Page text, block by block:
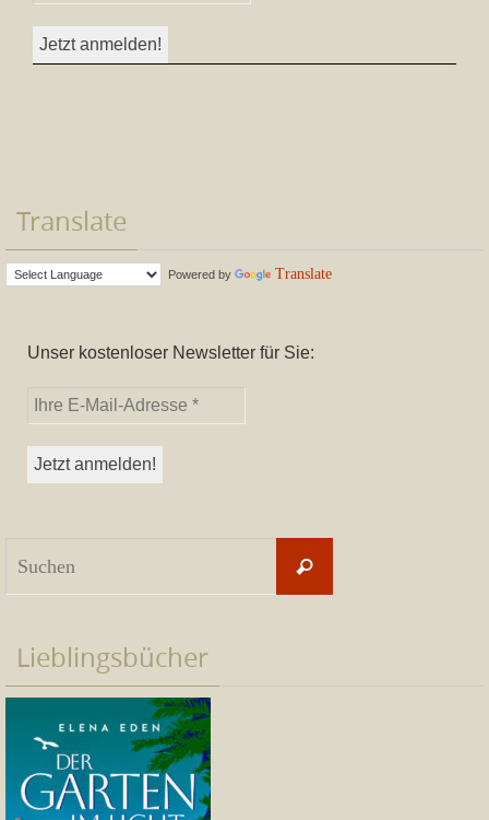
Translate
Powered by Translate
Unser kostenloser Newsletter für Sie:
Suchen
Lieblingsbücher